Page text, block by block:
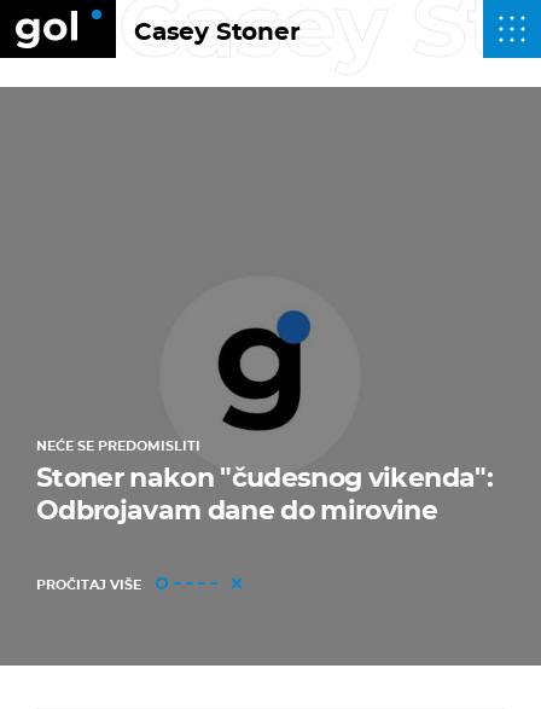
Casey Stoner
Casey
NEĆE SE PREDOMISLITI
Stoner nakon "čudesnog vikenda":
Odbrojavam dane do mirovine
PROČITAJ VIŠE